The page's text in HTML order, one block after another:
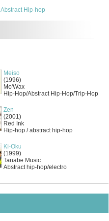
Abstract Hip-hop
Meiso
(1996)
Mo'Wax
Hip-Hop/Abstract Hip-Hop/Trip-Hop
Zen
(2001)
Red Ink
Hip-hop / abstract hip-hop
Ki-Oku
(1999)
Tanabe Music
Abstract hip-hop/electro